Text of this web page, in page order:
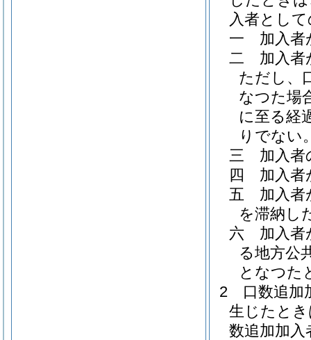
入者とし
一
加入者
二
加入
ただし、
なつた場
に至る経
りでない
三
加入者
四
加入者
五
加入者
を滞納し
六
加入者
る地方公
となつた
2
口数追加
生じたと
数追加加